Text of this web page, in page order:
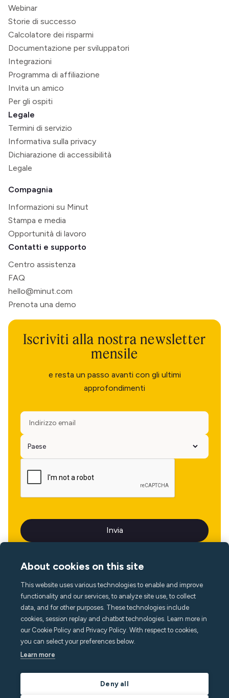
Webinar
Storie di successo
Calcolatore dei risparmi
Documentazione per sviluppatori
Integrazioni
Programma di affiliazione
Invita un amico
Per gli ospiti
Legale
Termini di servizio
Informativa sulla privacy
Dichiarazione di accessibilità
Legale
Compagnia
Informazioni su Minut
Stampa e media
Opportunità di lavoro
Contatti e supporto
Centro assistenza
FAQ
hello@minut.com
Prenota una demo
Iscriviti alla nostra newsletter
mensile
e resta un passo avanti con gli ultimi
approfondimenti
Lingua
About cookies on this site
This website uses various technologies to enable and improve
functionality and our services, to analyze site use, to collect
data, and for other purposes. These technologies include
cookies, session replay and chatbot technologies. Learn more in
our Cookie Policy and Privacy Policy. With respect to cookies,
you can select your preferences below.
Learn more
Deny all